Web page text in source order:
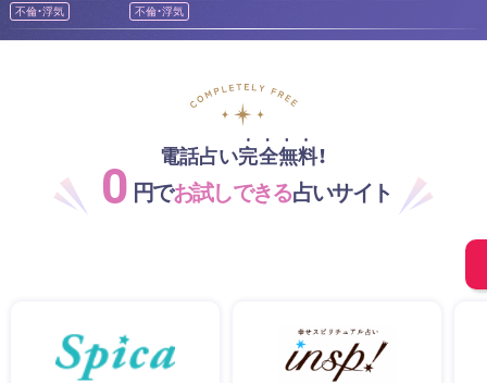
不倫・浮気
不倫・浮気
電話占い完全無料！
0 円でお試しできる占いサイト